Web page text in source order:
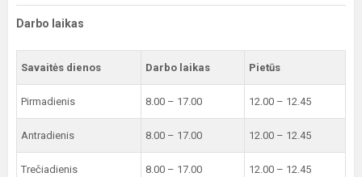
Darbo laikas
Savaitės dienos Darbo laikas Pietūs
Pirmadienis 8.00 – 17.00 12.00 – 12.45
Antradienis 8.00 – 17.00 12.00 – 12.45
Trečiadienis 8.00 – 17.00 12.00 – 12.45